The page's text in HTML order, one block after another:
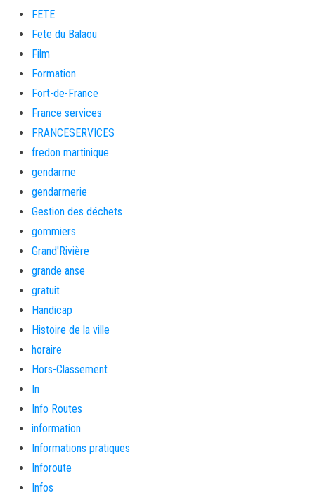
FETE
Fete du Balaou
Film
Formation
Fort-de-France
France services
FRANCESERVICES
fredon martinique
gendarme
gendarmerie
Gestion des déchets
gommiers
Grand'Rivière
grande anse
gratuit
Handicap
Histoire de la ville
horaire
Hors-Classement
In
Info Routes
information
Informations pratiques
Inforoute
Infos